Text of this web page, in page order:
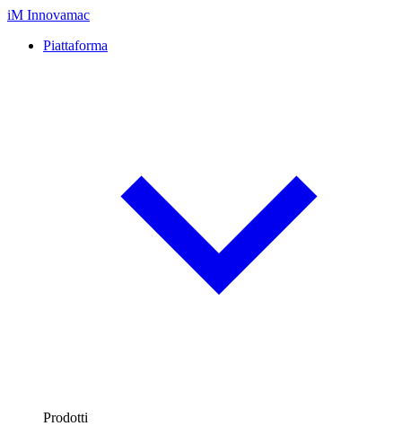
iM Innovamac
Piattaforma
Prodotti